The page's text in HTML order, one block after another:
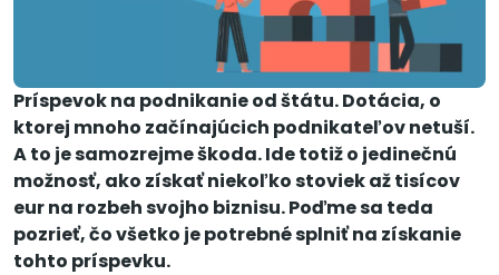
Príspevok na podnikanie od štátu. Dotácia, o
ktorej mnoho začínajúcich podnikateľov netuší.
A to je samozrejme škoda. Ide totiž o jedinečnú
možnosť, ako získať niekoľko stoviek až tisícov
eur na rozbeh svojho biznisu. Poďme sa teda
pozrieť, čo všetko je potrebné splniť na získanie
tohto príspevku.